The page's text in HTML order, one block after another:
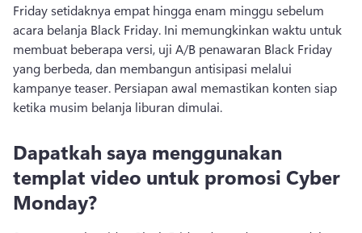
Friday setidaknya empat hingga enam minggu sebelum
acara belanja Black Friday. Ini memungkinkan waktu untuk
membuat beberapa versi, uji A/B penawaran Black Friday
yang berbeda, dan membangun antisipasi melalui
kampanye teaser. Persiapan awal memastikan konten siap
ketika musim belanja liburan dimulai.
Dapatkah saya menggunakan
templat video untuk promosi Cyber
Monday?